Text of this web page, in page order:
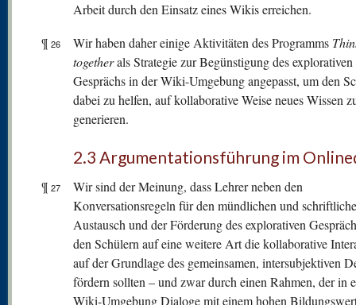
Arbeit durch den Einsatz eines Wikis erreichen.
¶ 26 Wir haben daher einige Aktivitäten des Programms
togetherals Strategie zur Begünstigung des explorativen
Gesprächs in der Wiki-Umgebung angepasst, um den
dabei zu helfen, auf kollaborative Weise neues Wissen
generieren.
2.3 Argumentationsführung im
¶ 27
Wir sind der Meinung, dass Lehrer neben den
Konversationsregeln für den mündlichen und
Austausch und der Förderung des explorativen
den Schülern auf eine weitere Art die kollaborative
auf der Grundlage des gemeinsamen, intersubjektiven
fördern sollten – und zwar durch einen Rahmen, der in
Wiki-Umgebung Dialoge mit einem hohen